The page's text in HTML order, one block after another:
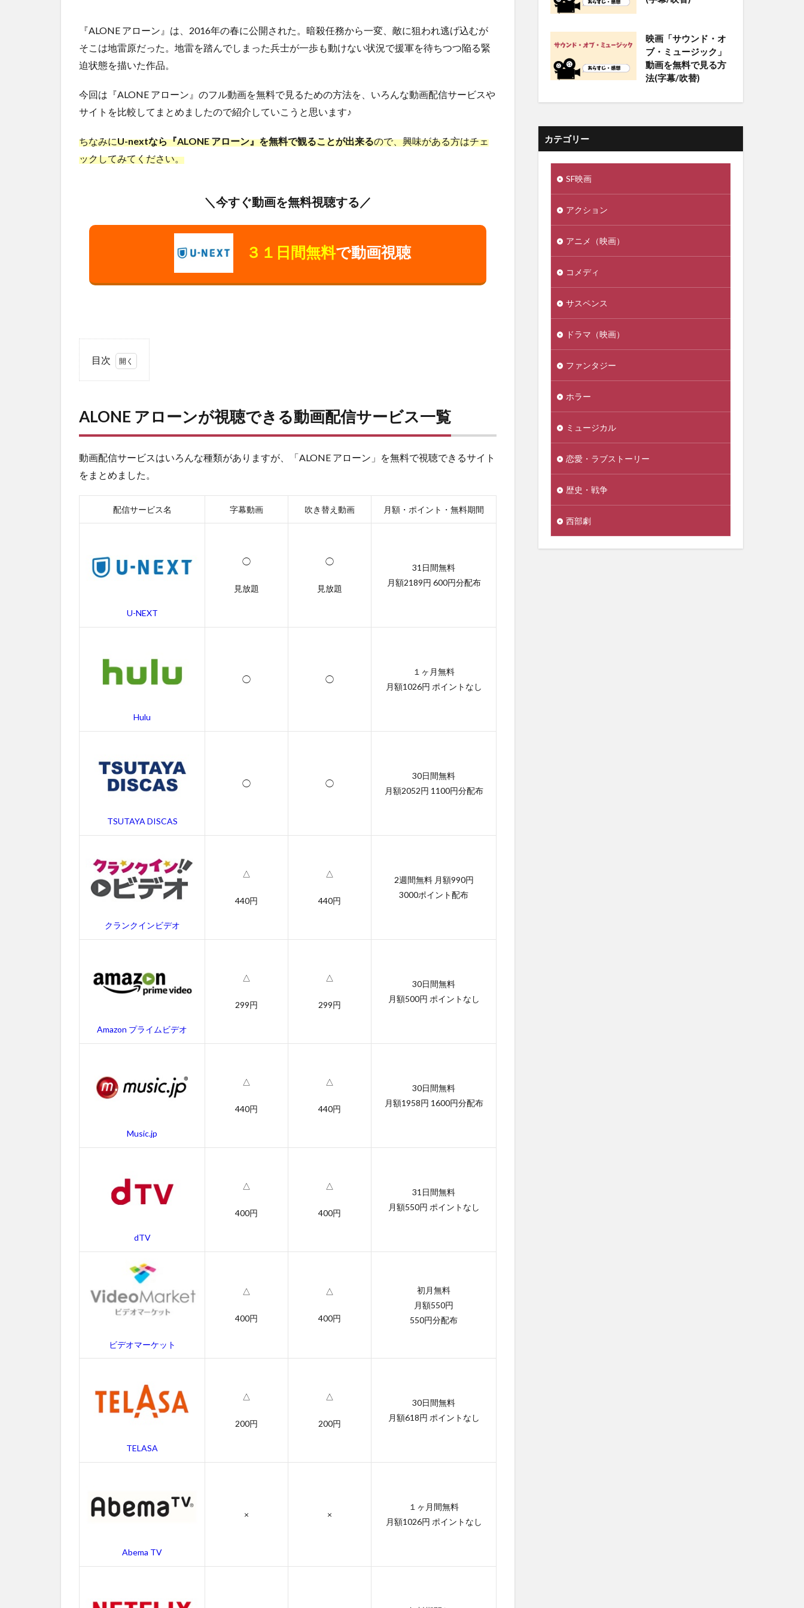
『ALONE アローン』は、2016年の春に公開された。暗殺任務から一変、敵に狙われ逃げ込むが
そこは地雷原だった。地雷を踏んでしまった兵士が一歩も動けない状況で援軍を待ちつつ陥る緊
迫状態を描いた作品。
今回は『ALONE アローン』のフル動画を無料で見るための方法を、いろんな動画配信サービスや
サイトを比較してまとめましたので紹介していこうと思います♪
ちなみにU-nextなら『ALONE アローン』を無料で観ることが出来るので、興味がある方はチェ
ックしてみてください。
＼今すぐ動画を無料視聴する／
３１日間無料で動画視聴
目次
ンが視
配信サ
ービス
一覧
2
ALONE
アロー
一覧
2.2
吹き
替え
ALONE
らすじ
4.1
ALONE
アロー
ンの感
ンのキ
ャス
4.3
ンのス
タッフ
ALONE
ALONE
する方
ALONE アローンが視聴できる動画配信サービス一覧
動画配信サービスはいろんな種類がありますが、「ALONE アローン」を無料で視聴できるサイト
をまとめました。
配信サービス名 字幕動画 吹き替え動画 月額・ポイント・無料期間
U-NEXT
◯
見放題
◯
見放題
31日間無料
月額2189円 600円分配布
Hulu
◯ ◯
１ヶ月無料
月額1026円 ポイントなし
TSUTAYA DISCAS
◯ ◯
30日間無料
月額2052円 1100円分配布
クランクインビデオ
△
440円
△
440円
2週間無料 月額990円
3000ポイント配布
Amazon プライムビデオ
△
299円
△
299円
30日間無料
月額500円 ポイントなし
Music.jp
△
440円
△
440円
30日間無料
月額1958円 1600円分配布
dTV
△
400円
△
400円
31日間無料
月額550円 ポイントなし
ビデオマーケット
△
400円
△
400円
初月無料
月額550円
550円分配布
TELASA
△
200円
△
200円
30日間無料
月額618円 ポイントなし
Abema TV
× ×
１ヶ月間無料
月額1026円 ポイントなし
映画「サウンド・オ
ブ・ミュージック」
動画を無料で見る方
法(字幕/吹替)
カテゴリー
SF映画
アクション
アニメ（映画）
コメディ
サスペンス
ドラマ（映画）
ファンタジー
ホラー
ミュージカル
恋愛・ラブストーリー
歴史・戦争
西部劇